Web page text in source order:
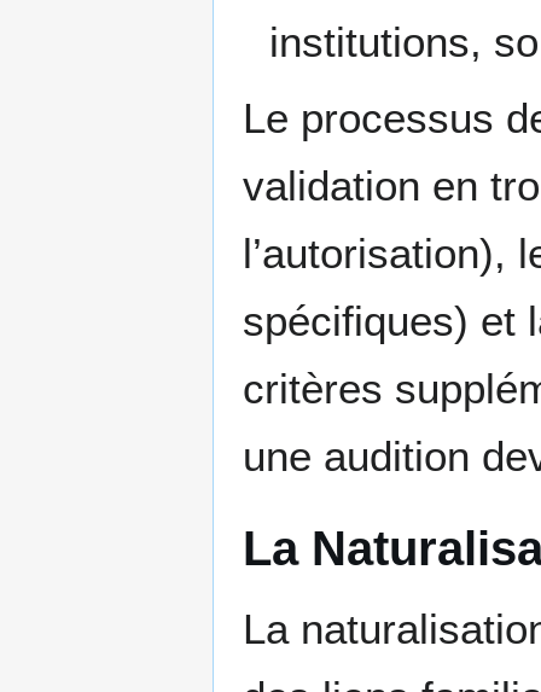
institutions,
Le processus
validation en
l’autorisation),
spécifiques) et
critères
une audition
La
La